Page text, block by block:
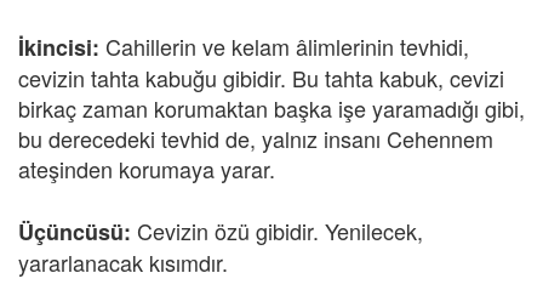
İkincisi: Cahillerin ve kelam âlimlerinin tevhidi,
cevizin tahta kabuğu gibidir. Bu tahta kabuk, cevizi
birkaç zaman korumaktan başka işe yaramadığı gibi,
bu derecedeki tevhid de, yalnız insanı Cehennem
ateşinden korumaya yarar.
Üçüncüsü: Cevizin özü gibidir. Yenilecek,
yararlanacak kısımdır.